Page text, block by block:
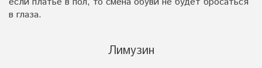
в глаза.
Лимузин